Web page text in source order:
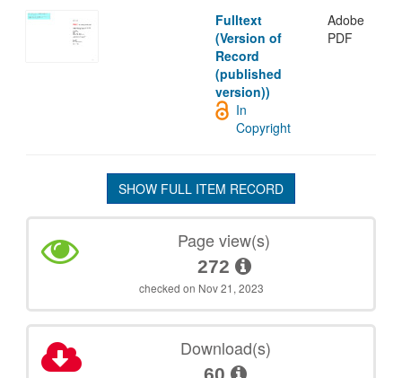
Fulltext
(Version of
Record
(published
version))
Adobe
PDF
In
Copyright
SHOW FULL ITEM RECORD
Page view(s)
272
checked on Nov 21, 2023
Download(s)